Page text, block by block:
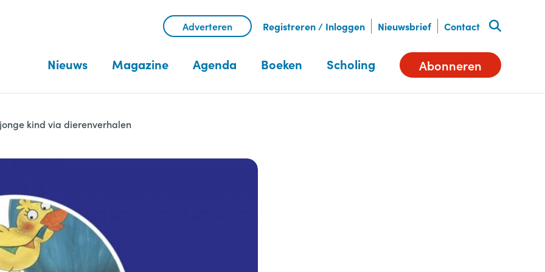
Adverteren Registreren / Inloggen Nieuwsbrief Contact
Nieuws Magazine Agenda Boeken Scholing Abonneren
kind via dierenverhalen